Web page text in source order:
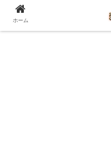
ホーム